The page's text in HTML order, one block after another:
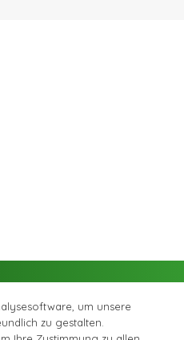
um unsere
zu gestalten.